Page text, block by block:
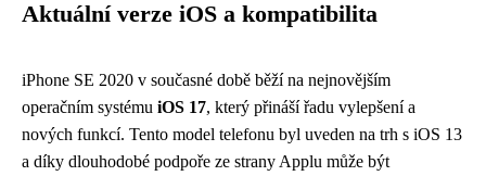
Aktuální verze iOS a kompatibilita
iPhone SE 2020 v současné době běží na nejnovějším
operačním systému iOS 17, který přináší řadu vylepšení a
nových funkcí. Tento model telefonu byl uveden na trh s iOS 13
a díky dlouhodobé podpoře ze strany Applu může být